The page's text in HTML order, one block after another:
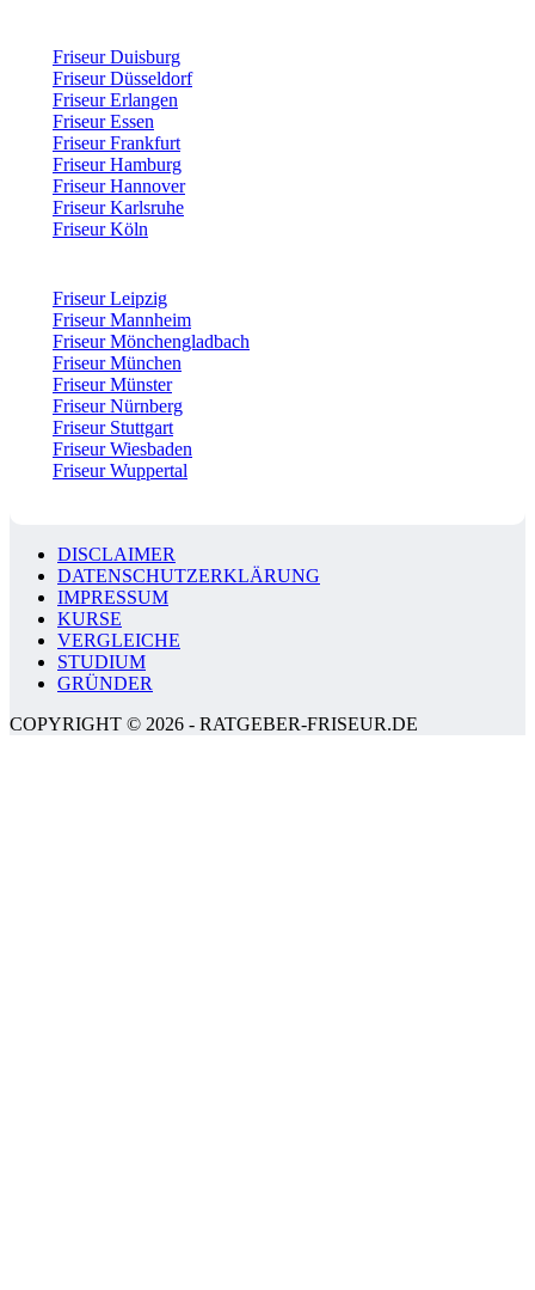
Friseur Duisburg
Friseur Düsseldorf
Friseur Erlangen
Friseur Essen
Friseur Frankfurt
Friseur Hamburg
Friseur Hannover
Friseur Karlsruhe
Friseur Köln
Friseur Leipzig
Friseur Mannheim
Friseur Mönchengladbach
Friseur München
Friseur Münster
Friseur Nürnberg
Friseur Stuttgart
Friseur Wiesbaden
Friseur Wuppertal
DISCLAIMER
DATENSCHUTZERKLÄRUNG
IMPRESSUM
KURSE
VERGLEICHE
STUDIUM
GRÜNDER
COPYRIGHT © 2026 - RATGEBER-FRISEUR.DE